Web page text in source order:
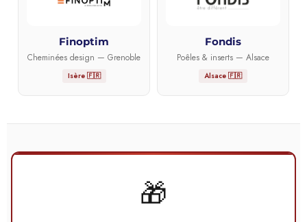
Finoptim
Cheminées design — Grenoble
Isère 🇫🇷
Fondis
Poêles & inserts — Alsace
Alsace 🇫🇷
🎁